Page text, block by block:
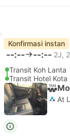
Konfirmasi instan
--:-- --:-- 2J,
Transit Koh Lanta
Transit Hotel Kota
At